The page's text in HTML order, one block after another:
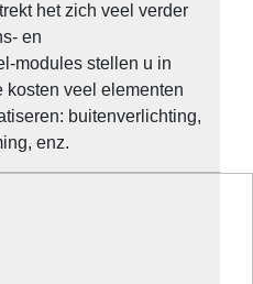
het zich veel verder
en
modules stellen u in
kosten veel elementen
buitenverlichting,
enz.